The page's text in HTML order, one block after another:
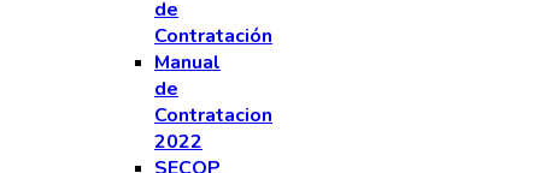
de
Contratación
Manual
de
Contratacion
2022